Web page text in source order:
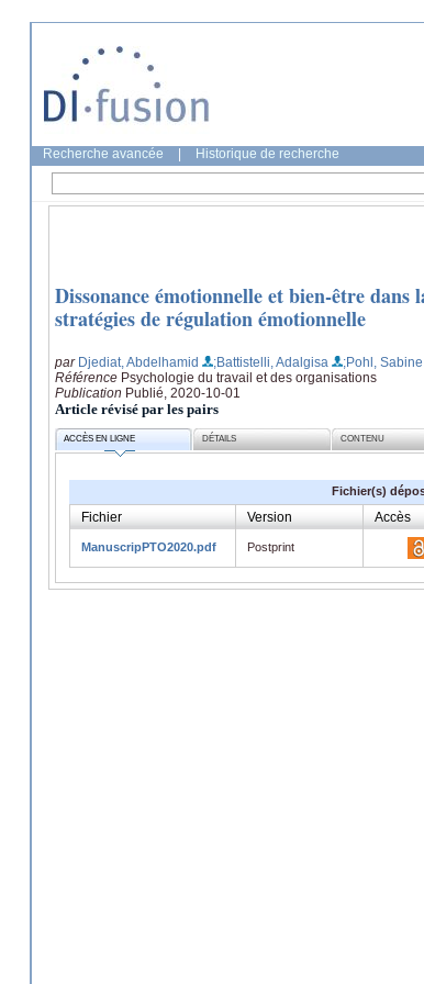
Recherche avancée Historique de recherche
Dissonance émotionnelle et bien-être
stratégies de régulation émotionnelle
par Djediat, Abdelhamid ;Battistelli, Adalgisa
;Pohl, Sabine
Référence Psychologie du travail et des organisations
Publication Publié, 2020-10-01
Article révisé par les pairs
ACCÈS EN LIGNE DÉTAILS CONTENU
Fichier(s)
Fichier Version Accès
ManuscripPTO2020.pdf Postprint